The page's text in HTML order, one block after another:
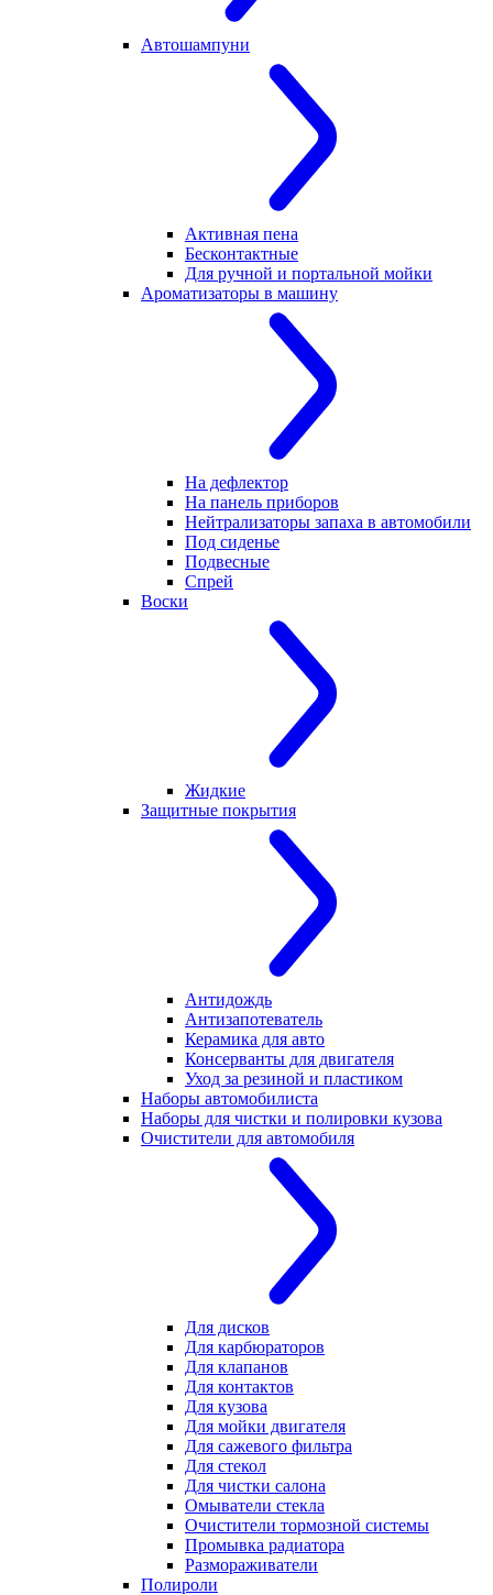
Автошампуни
Активная пена
Бесконтактные
Для ручной и портальной мойки
Ароматизаторы в машину
На дефлектор
На панель приборов
Нейтрализаторы запаха в автомобили
Под сиденье
Подвесные
Спрей
Воски
Жидкие
Защитные покрытия
Антидождь
Антизапотеватель
Керамика для авто
Консерванты для двигателя
Уход за резиной и пластиком
Наборы автомобилиста
Наборы для чистки и полировки кузова
Очистители для автомобиля
Для дисков
Для карбюраторов
Для клапанов
Для контактов
Для кузова
Для мойки двигателя
Для сажевого фильтра
Для стекол
Для чистки салона
Омыватели стекла
Очистители тормозной системы
Промывка радиатора
Размораживатели
Полироли